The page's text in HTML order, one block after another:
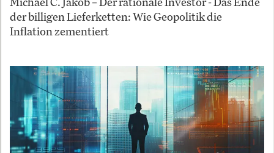
der billigen Lieferketten: Wie Geopolitik die
Inflation zementiert